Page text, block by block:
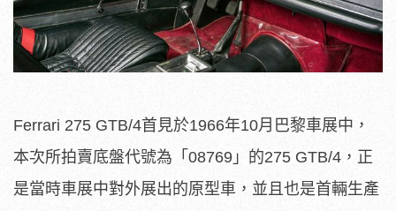
Ferrari 275 GTB/4首見於1966年10月巴黎車展中，
本次所拍賣底盤代號為「08769」的275 GTB/4，正
是當時車展中對外展出的原型車，並且也是首輛生產